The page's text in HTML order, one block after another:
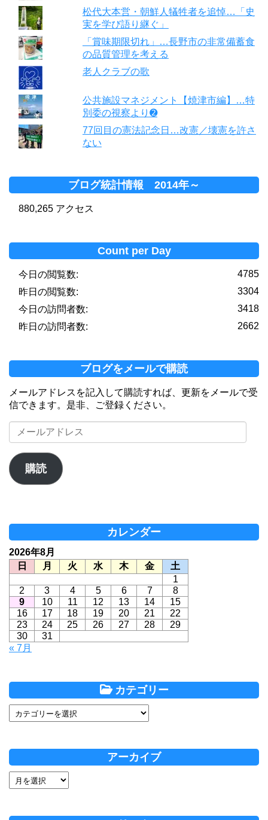
松代大本営・朝鮮人犠牲者を追悼…「史
実を学び語り継ぐ」
「賞味期限切れ」…長野市の非常備蓄食
の品質管理を考える
老人クラブの歌
公共施設マネジメント【焼津市編】…特
別委の視察より➋
77回目の憲法記念日…改憲／壊憲を許さ
ない
ブログ統計情報 2014年～
880,265 アクセス
Count per Day
4785
今日の閲覧数:
3304
昨日の閲覧数:
3418
今日の訪問者数:
2662
昨日の訪問者数:
ブログをメールで購読
メールアドレスを記入して購読すれば、更新をメールで受
信できます。是非、ご登録ください。
メ
ー
ア
ド
購読
カレンダー
2026年8月
日
月 火 水 木 金
土
1
2
3 4 5 6 7
8
9
10 11 12 13 14
15
16
17 18 19 20 21
22
23
24 25 26 27 28
29
30
31
« 7月
カテゴリー
アーカイブ